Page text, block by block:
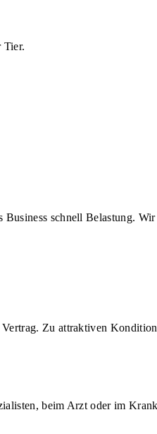
Tier.
schnell Belastung.
Zu attraktiven
beim Arzt oder im